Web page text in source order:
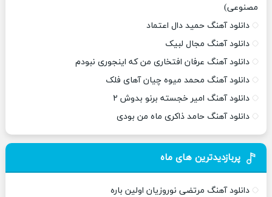
مصنوعی)
دانلود آهنگ حمید دال اعتماد
دانلود آهنگ مجال لبیک
دانلود آهنگ عرفان افتخاری من که اینجوری نبودم
دانلود آهنگ محمد میوه چیان آهای فلک
دانلود آهنگ امیر خجسته برنو بدوش ۲
دانلود آهنگ حامد ذاکری ماه من بودی
پربازدیدترین های ماه
دانلود آهنگ مرتضی نوروزیان اولین باره